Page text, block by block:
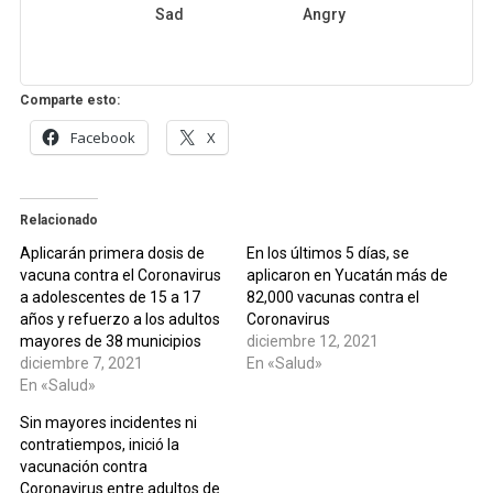
Sad Angry
Comparte esto:
Facebook X
Relacionado
Aplicarán primera dosis de
vacuna contra el Coronavirus
a adolescentes de 15 a 17
años y refuerzo a los adultos
mayores de 38 municipios
diciembre 7, 2021
En «Salud»
En los últimos 5 días, se
aplicaron en Yucatán más de
82,000 vacunas contra el
Coronavirus
diciembre 12, 2021
En «Salud»
Sin mayores incidentes ni
contratiempos, inició la
vacunación contra
Coronavirus entre adultos de